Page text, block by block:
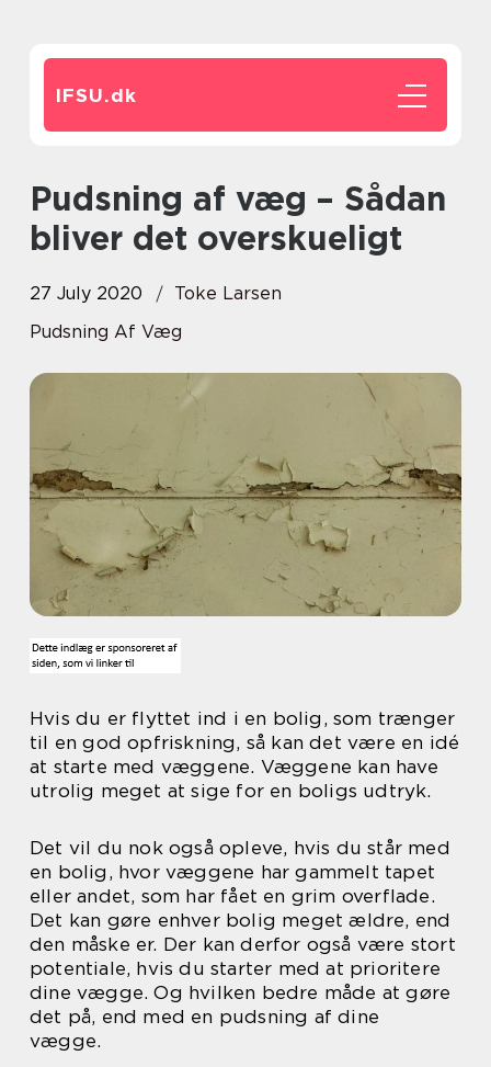
IFSU.dk
Pudsning af væg – Sådan
bliver det overskueligt
27 July 2020
Toke Larsen
Pudsning Af Væg
Hvis du er flyttet ind i en bolig, som trænger
til en god opfriskning, så kan det være en idé
at starte med væggene. Væggene kan have
utrolig meget at sige for en boligs udtryk.
Det vil du nok også opleve, hvis du står med
en bolig, hvor væggene har gammelt tapet
eller andet, som har fået en grim overflade.
Det kan gøre enhver bolig meget ældre, end
den måske er. Der kan derfor også være stort
potentiale, hvis du starter med at prioritere
dine vægge. Og hvilken bedre måde at gøre
det på, end med en pudsning af dine
vægge.